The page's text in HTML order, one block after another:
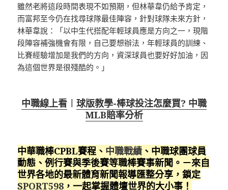
雖然老將這段時間表現不如預期，但林華韋仍給予肯定，
而富邦至今仍在找尋球隊最佳陣容，針對球隊未來方針，
林華韋說：「以中生代搭配年輕球員應是方向之一，現階
段陣容補強機會有限，自己要想辦法，年輕球員的訓練、
比賽經驗增加是我們的方向，資深球員也要好好加油，因
為這個世界是很殘酷的。」
中職線上看 ︱ 球版教學-棒球投注怎麼買? 中職
MLB賠率分析
中華職棒CPBL賽程、 中職戰績 、中職球團球員
動態、例行賽與季後賽等職棒賽事新聞。－來自
世界各地的最新體育新聞報導匯整分享，鎖定
SPORT598 ，一起掌握體壇世界的大小事！